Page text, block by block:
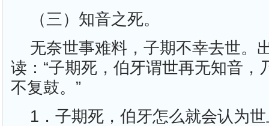
（三）知音之死。
无奈世事难料，子期不幸去世。
读：“子期死，伯牙谓世再无知音，
不复鼓。”
1．子期死，伯牙怎么就会认为